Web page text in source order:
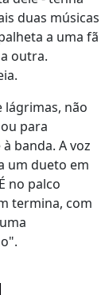
duas músicas
a uma fã
outra.
lágrimas, não
para
banda. A voz
um dueto em
no palco
termina, com